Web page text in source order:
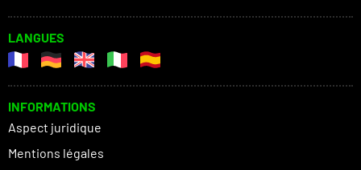
LANGUES
INFORMATIONS
Aspect juridique
Mentions légales